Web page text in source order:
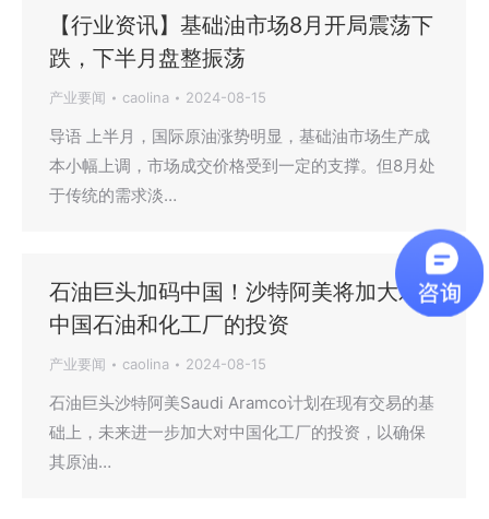
【行业资讯】基础油市场8月开局震荡下
跌，下半月盘整振荡
产业要闻 caolina 2024-08-15
导语 上半月，国际原油涨势明显，基础油市场生产成
本小幅上调，市场成交价格受到一定的支撑。但8月处
于传统的需求淡…
石油巨头加码中国！沙特阿美将加大对
中国石油和化工厂的投资
产业要闻 caolina 2024-08-15
石油巨头沙特阿美Saudi Aramco计划在现有交易的基
础上，未来进一步加大对中国化工厂的投资，以确保
其原油…